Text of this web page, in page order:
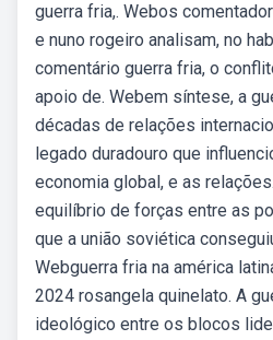
guerra fria,. Webos
e nuno rogeiro analisam, no
comentário guerra fria, o
apoio de. Webem síntese, a
décadas de relações
legado duradouro que
economia global, e as
equilíbrio de forças entre as
que a união soviética
Webguerra fria na américa
2024 rosangela quinelato. A
ideológico entre os blocos